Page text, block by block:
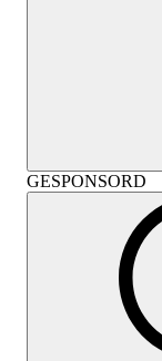
GESPONSORD